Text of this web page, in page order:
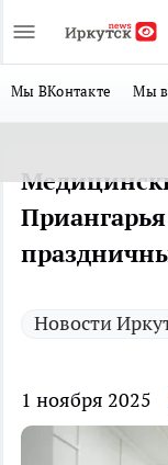
Мы ВКонтакте Мы в
Приангарья
Новости
1 ноября 2025